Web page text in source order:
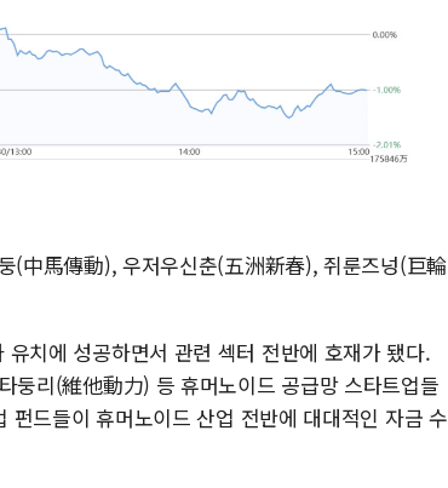
(中馬傳動), 우저우신춘(五洲新春), 쥐룬즈넝(巨輪
치에 성공하면서 관련 섹터 전반에 호재가 됐다.
리(維他動力) 등 휴머노이드 공급망 스타트업들
드들이 휴머노이드 산업 전반에 대대적인 자금 수